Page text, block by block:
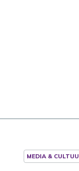
MEDIA &